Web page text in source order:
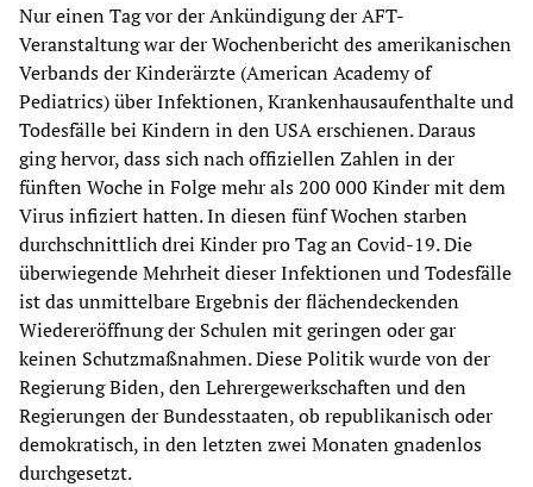
Nur einen Tag vor der Ankündigung der AFT-
Veranstaltung war der Wochenbericht des amerikanischen
Verbands der Kinderärzte (American Academy of
Pediatrics) über Infektionen, Krankenhausaufenthalte und
Todesfälle bei Kindern in den USA erschienen. Daraus
ging hervor, dass sich nach offiziellen Zahlen in der
fünften Woche in Folge mehr als 200 000 Kinder mit dem
Virus infiziert hatten. In diesen fünf Wochen starben
durchschnittlich drei Kinder pro Tag an Covid-19. Die
überwiegende Mehrheit dieser Infektionen und Todesfälle
ist das unmittelbare Ergebnis der flächendeckenden
Wiedereröffnung der Schulen mit geringen oder gar
keinen Schutzmaßnahmen. Diese Politik wurde von der
Regierung Biden, den Lehrergewerkschaften und den
Regierungen der Bundesstaaten, ob republikanisch oder
demokratisch, in den letzten zwei Monaten gnadenlos
durchgesetzt.